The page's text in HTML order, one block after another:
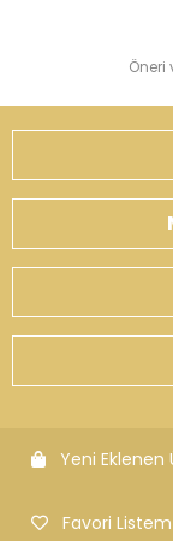
Öneri
Yeni Eklenen
Favori Listem